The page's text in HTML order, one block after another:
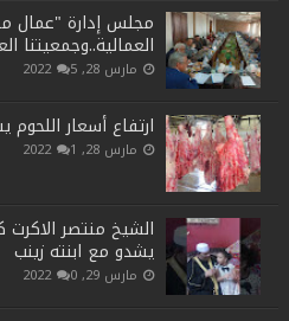
مجلس إدارة "عمال
العمالية..وجمعيتنا
مارس 28, 2022 5
ارتفاع أسعار
مارس 28, 2022 1
الشيخ منتصر الاكرت
يشدو مع ابنته زينب
مارس 29, 2022 0